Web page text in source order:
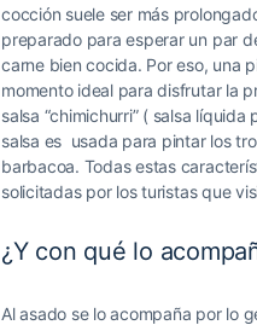
cocción suele ser más
preparado para esperar un par
carne bien cocida. Por eso, una
momento ideal para disfrutar la
salsa “chimichurri” ( salsa
salsa es usada para pintar los
barbacoa. Todas estas
solicitadas por los turistas que
¿Y con qué lo
Al asado se lo acompaña por lo